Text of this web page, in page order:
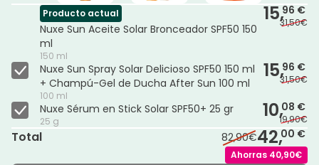
Producto actual
Nuxe Sun Aceite Solar Bronceador SPF50 150
ml
150 ml
15,96 €
31,50€
Nuxe Sun Spray Solar Delicioso SPF50 150 ml
+ Champú-Gel de Ducha After Sun 100 ml
100 ml
15,96 €
31,50€
Nuxe Sérum en Stick Solar SPF50+ 25 gr
25 g 10,08 €
19,90€
Total 82,90€42,00 €
Ahorras 40,90€